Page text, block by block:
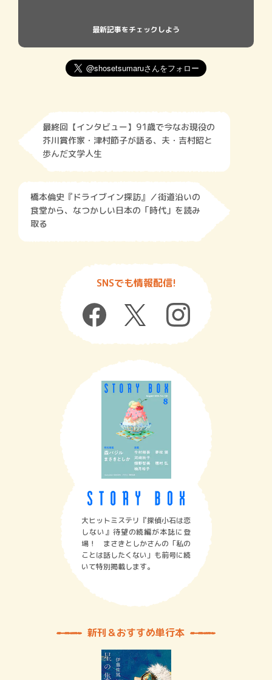
最新記事をチェックしよう
最終回【インタビュー】91歳で今なお現役の
芥川賞作家・津村節子が語る、夫・吉村昭と
歩んだ文学人生
橋本倫史『ドライブイン探訪』／街道沿いの
食堂から、なつかしい日本の「時代」を読み
取る
SNSでも情報配信!
大ヒットミステリ『探偵小石は恋
しない』待望の続編が本誌に登
場！ まさきとしかさんの「私の
ことは話したくない」も前号に続
いて特別掲載します。
新刊＆おすすめ単行本